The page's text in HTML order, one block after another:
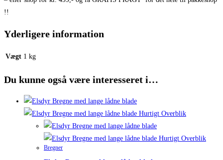
!!
Yderligere information
Vægt 1 kg
Du kunne også være interesseret i…
Hurtigt Overblik
Hurtigt Overblik
Bregner